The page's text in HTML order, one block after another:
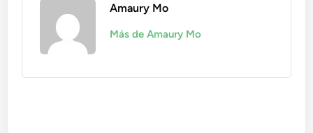
Amaury Mo
Más de Amaury Mo